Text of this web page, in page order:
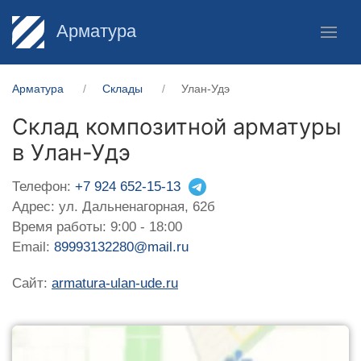
Арматура
Арматура Склады Улан-Удэ
Склад композитной арматуры
в Улан-Удэ
Телефон: +7 924 652-15-13
Адрес: ул. Дальненагорная, 62б
Время работы: 9:00 - 18:00
Email: 89993132280@mail.ru
Сайт: armatura-ulan-ude.ru